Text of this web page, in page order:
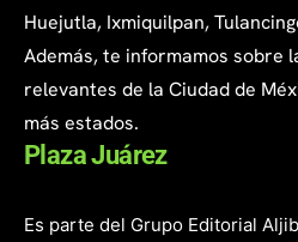
Huejutla, Ixmiquilpan,
Además, te informamos sobre
relevantes de la Ciudad de
más estados.
Plaza Juárez
Es parte del Grupo Editorial